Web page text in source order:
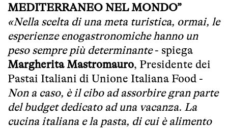
MEDITERRANEO NEL MONDO”
«Nella scelta di una meta turistica, ormai, le
esperienze enogastronomiche hanno un
peso sempre più determinante- spiega
Margherita Mastromauro, Presidente dei
Pastai Italiani di Unione Italiana Food -
Non a caso, è il cibo ad assorbire gran parte
del budget dedicato ad una vacanza. La
cucina italiana e la pasta, di cui è alimento